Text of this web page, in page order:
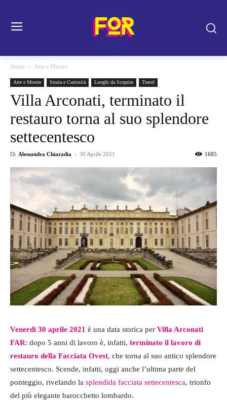
Home Arte e Mostre
Arte e Mostre Storia e Curiosità Luoghi da Scoprire Travel
Villa Arconati, terminato il
restauro torna al suo splendore
settecentesco
Di Alessandra Chiaradia - 30 Aprile 2021 1685
Venerdì 30 aprile 2021 è una data storica per Villa Arconati
FAR: dopo 5 anni di lavoro è, infatti, terminato il lavoro di
restauro della Facciata Ovest, che torna al suo antico splendore
settecentesco. Scende, infatti, oggi anche l’ultima parte del
ponteggio, rivelando la splendida facciata settecentesca, trionfo
del più elegante barocchetto lombardo.